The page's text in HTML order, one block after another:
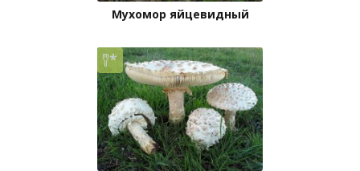
Мухомор яйцевидный